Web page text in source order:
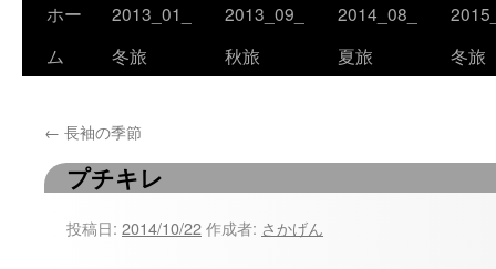
コ
ン
ツ
ホー
ム
2013_01_
冬旅
2013_09_
秋旅
2014_08_
夏旅
冬旅
← 長袖の季節
プチキレ
投稿日: 2014/10/22作成者: さかげん